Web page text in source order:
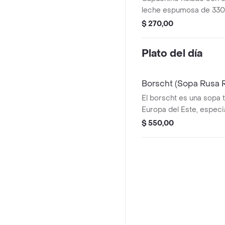
leche espumosa de
$ 270,00
Plato del día
Borscht (Sopa Rusa
El borscht es una sopa
Europa del Este,
en Ucrania y Rusia. Se
$ 550,00